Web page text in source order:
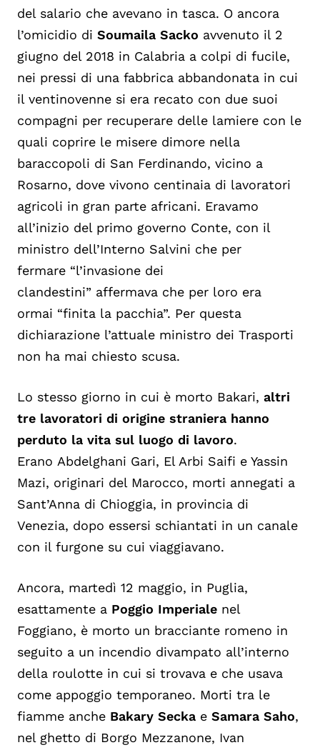
del salario che avevano in tasca. O ancora
l’omicidio di Soumaila Sacko avvenuto il 2
giugno del 2018 in Calabria a colpi di fucile,
nei pressi di una fabbrica abbandonata in cui
il ventinovenne si era recato con due suoi
compagni per recuperare delle lamiere con le
quali coprire le misere dimore nella
baraccopoli di San Ferdinando, vicino a
Rosarno, dove vivono centinaia di lavoratori
agricoli in gran parte africani. Eravamo
all’inizio del primo governo Conte, con il
ministro dell’Interno Salvini che per
fermare “l’invasione dei
clandestini” affermava che per loro era
ormai “finita la pacchia”. Per questa
dichiarazione l’attuale ministro dei Trasporti
non ha mai chiesto scusa.
Lo stesso giorno in cui è morto Bakari, altri
tre lavoratori di origine straniera hanno
perduto la vita sul luogo di lavoro.
Erano Abdelghani Gari, El Arbi Saifi e Yassin
Mazi, originari del Marocco, morti annegati a
Sant’Anna di Chioggia, in provincia di
Venezia, dopo essersi schiantati in un canale
con il furgone su cui viaggiavano.
Ancora, martedì 12 maggio, in Puglia,
esattamente a Poggio Imperiale nel
Foggiano, è morto un bracciante romeno in
seguito a un incendio divampato all’interno
della roulotte in cui si trovava e che usava
come appoggio temporaneo. Morti tra le
fiamme anche Bakary Secka e Samara Saho,
nel ghetto di Borgo Mezzanone, Ivan